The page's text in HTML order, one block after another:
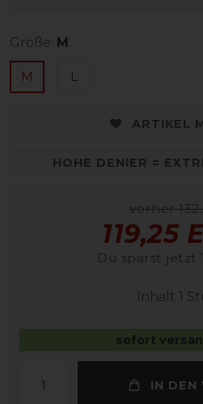
Größe: M
M L
ARTIKEL
HOHE DENIER =
vorher
119,25
Du sparst jetzt
Inhalt 1
sofort
IN DEN